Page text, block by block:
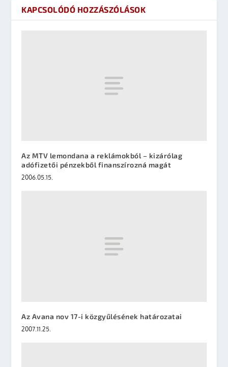
KAPCSOLÓDÓ HOZZÁSZÓLÁSOK
Az MTV lemondana a reklámokból – kizárólag
adófizetői pénzekből finanszírozná magát
2006.05.15.
Az Avana nov 17-i közgyűlésének határozatai
2007.11.25.